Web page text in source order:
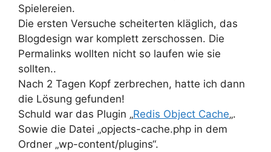
Spielereien.
Die ersten Versuche scheiterten kläglich, das
Blogdesign war komplett zerschossen. Die
Permalinks wollten nicht so laufen wie sie
sollten..
Nach 2 Tagen Kopf zerbrechen, hatte ich dann
die Lösung gefunden!
Schuld war das Plugin „Redis Object Cache„.
Sowie die Datei „opjects-cache.php in dem
Ordner „wp-content/plugins“.